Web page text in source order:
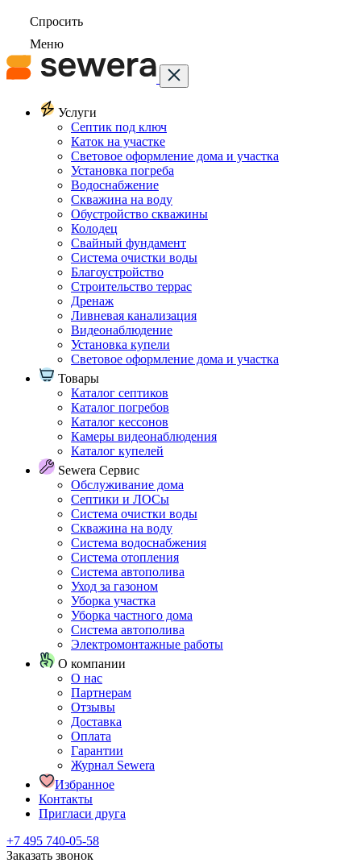
Спросить
Меню
Услуги
Септик под ключ
Каток на участке
Световое оформление дома и участка
Установка погреба
Водоснабжение
Скважина на воду
Обустройство скважины
Колодец
Свайный фундамент
Система очистки воды
Благоустройство
Строительство террас
Дренаж
Ливневая канализация
Видеонаблюдение
Установка купели
Световое оформление дома и участка
Товары
Каталог септиков
Каталог погребов
Каталог кессонов
Камеры видеонаблюдения
Каталог купелей
Sewera Сервис
Обслуживание дома
Септики и ЛОСы
Система очистки воды
Скважина на воду
Система водоснабжения
Система отопления
Система автополива
Уход за газоном
Уборка участка
Уборка частного дома
Система автополива
Электромонтажные работы
О компании
О нас
Партнерам
Отзывы
Доставка
Оплата
Гарантии
Журнал Sewera
Избранное
Контакты
Пригласи друга
+7 495 740-05-58
Заказать звонок